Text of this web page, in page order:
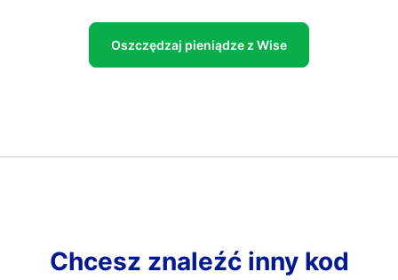
Oszczędzaj pieniądze z Wise
Chcesz znaleźć inny kod